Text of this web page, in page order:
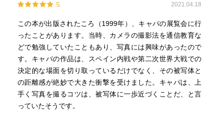
5 2021.04.18
この本が出版されたころ（1999年）、キャパの展覧会に行
ったことがあります。当時、カメラの撮影法を通信教育な
どで勉強していたこともあり、写真には興味があったので
す。キャパの作品は、スペイン内戦や第二次世界大戦での
決定的な場面を切り取っているだけでなく、その被写体と
の距離感が絶妙で大きた衝撃を受けました。キャパは、上
手く写真を撮るコツは、被写体に一歩近づくことだ、と言
っていたそうです。